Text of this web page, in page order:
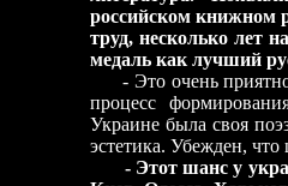
российском книжном
труд, несколько лет
медаль как лучший
- Это очень приятно.
процесс
Украине была своя
эстетика. Убежден, что
- Этот шанс у